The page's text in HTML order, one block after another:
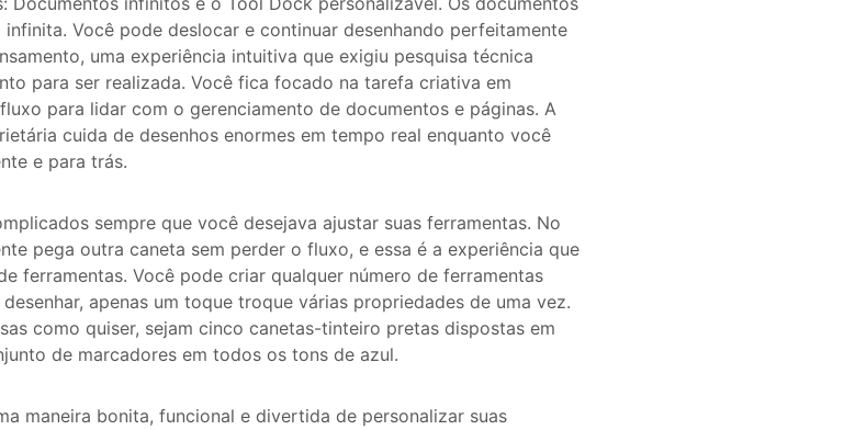
Você pode deslocar e continuar desenhando perfeitamente
uma experiência intuitiva que exigiu pesquisa técnica
para ser realizada. Você fica focado na tarefa criativa em
para lidar com o gerenciamento de documentos e páginas. A
cuida de desenhos enormes em tempo real enquanto você
e para trás.
sempre que você desejava ajustar suas ferramentas. No
pega outra caneta sem perder o fluxo, e essa é a experiência que
ferramentas. Você pode criar qualquer número de ferramentas
apenas um toque troque várias propriedades de uma vez.
como quiser, sejam cinco canetas-tinteiro pretas dispostas em
de marcadores em todos os tons de azul.
maneira bonita, funcional e divertida de personalizar suas